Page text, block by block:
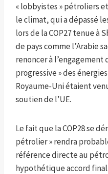
« lobbyistes » pétroliers
le climat, qui a dépassé
lors de la COP27 tenue à
de pays comme l’Arabie
renoncer à l’engagement
progressive » des
Royaume-Uni étaient
soutien de l’UE.
Le fait que la COP28 se
pétrolier » rendra
référence directe au
hypothétique accord